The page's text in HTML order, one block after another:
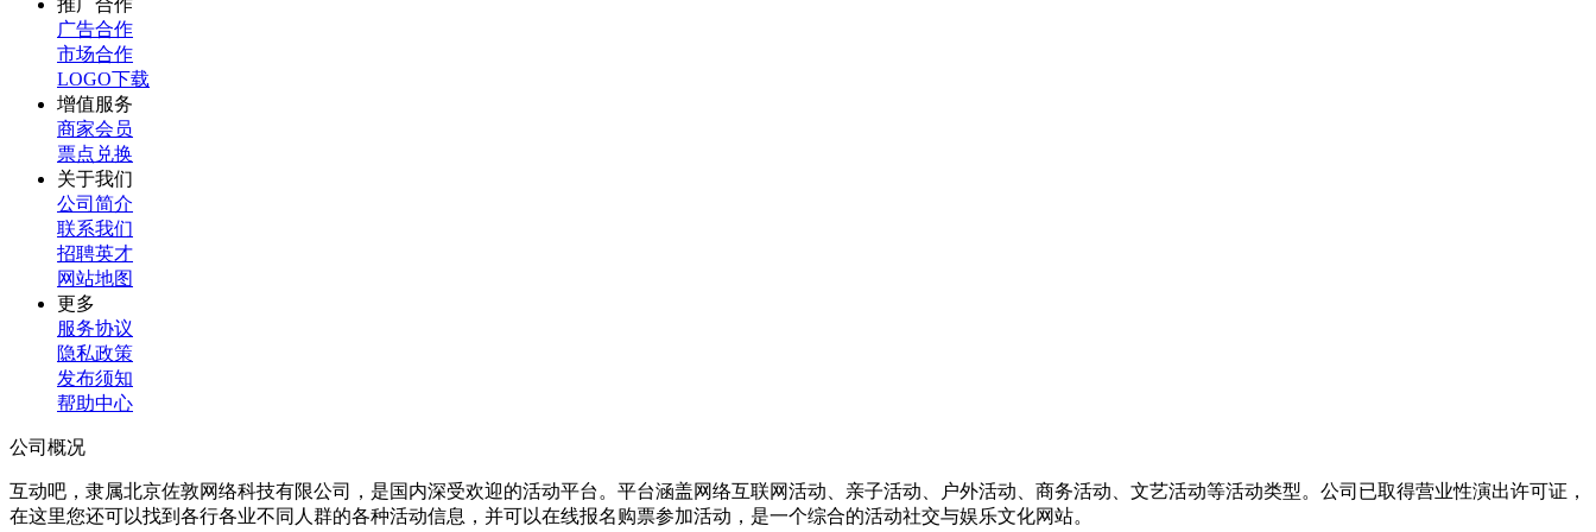
推广合作
广告合作
市场合作
LOGO下载
增值服务
商家会员
票点兑换
关于我们
公司简介
联系我们
招聘英才
网站地图
更多
服务协议
隐私政策
发布须知
帮助中心
公司概况
互动吧，隶属北京佐敦网络科技有限公司，是国内深受欢迎的活动平台。平台涵盖网络互联网活动、亲子活动、户外活动、商务活动、文艺活动等活动类型。公司已取得营业性演出许可证，
在这里您还可以找到各行各业不同人群的各种活动信息，并可以在线报名购票参加活动，是一个综合的活动社交与娱乐文化网站。